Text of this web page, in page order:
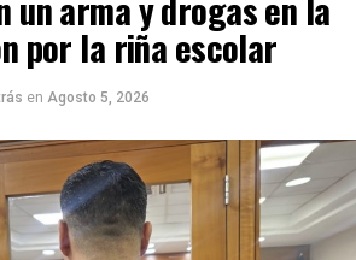
por la riña escolar
en Agosto 5, 2026